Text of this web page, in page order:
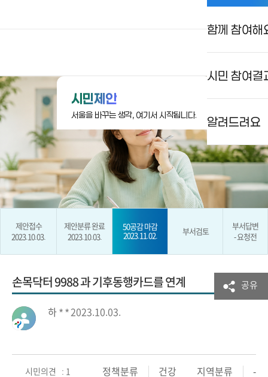
로그인
함께 참여해
시민 참여결
알려드려요
시민제안
서울을 바꾸는 생각, 여기서 시작됩니다.
제안접수
2023.10.03.
제안분류 완료
2023.10.03.
50공감 마감
2023.11.02.
부서검토
부서답변
- 요청전
손목닥터 9988 과 기후동행카드를 연계 공유
하 * * 2023.10.03.
시민의견 : 1 지역분류 -
정책분류 건강